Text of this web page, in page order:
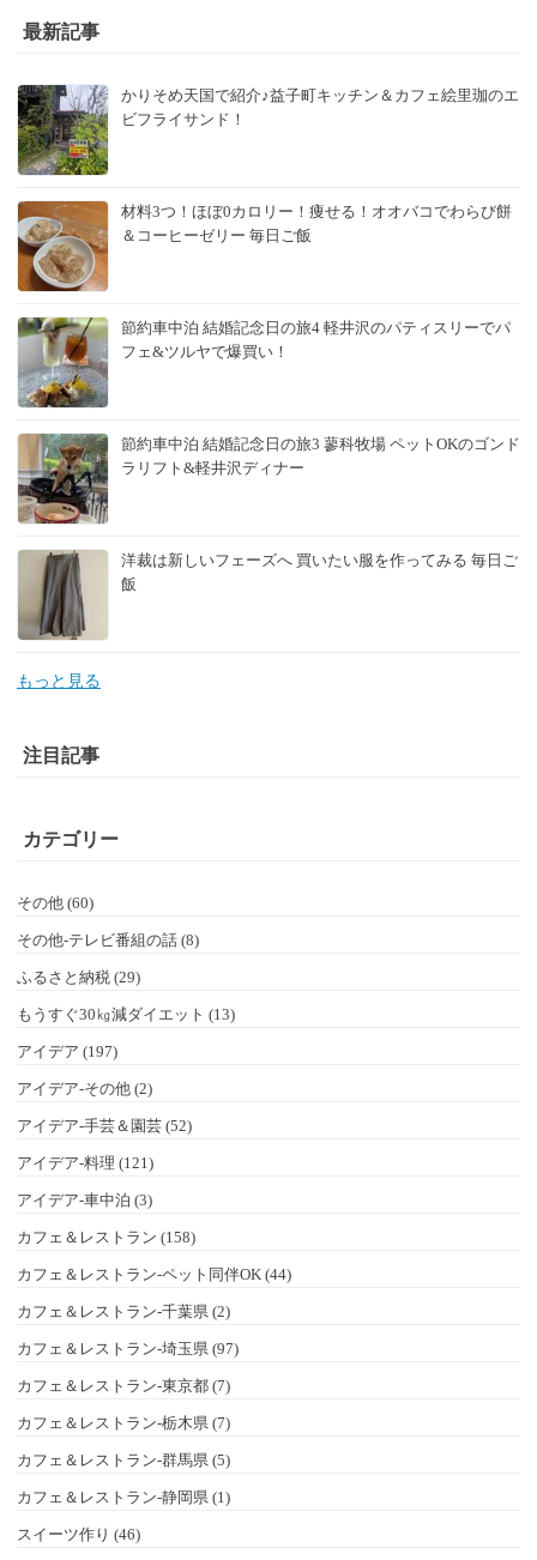
最新記事
かりそめ天国で紹介♪益子町キッチン＆カフェ絵里珈のエ
ビフライサンド！
材料3つ！ほぼ0カロリー！痩せる！オオバコでわらび餅
＆コーヒーゼリー 毎日ご飯
節約車中泊 結婚記念日の旅4 軽井沢のパティスリーでパ
フェ&ツルヤで爆買い！
節約車中泊 結婚記念日の旅3 蓼科牧場 ペットOKのゴンド
ラリフト&軽井沢ディナー
洋裁は新しいフェーズへ 買いたい服を作ってみる 毎日ご
飯
もっと見る
注目記事
カテゴリー
その他 (60)
その他-テレビ番組の話 (8)
ふるさと納税 (29)
もうすぐ30㎏減ダイエット (13)
アイデア (197)
アイデア-その他 (2)
アイデア-手芸＆園芸 (52)
アイデア-料理 (121)
アイデア-車中泊 (3)
カフェ＆レストラン (158)
カフェ＆レストラン-ペット同伴OK (44)
カフェ＆レストラン-千葉県 (2)
カフェ＆レストラン-埼玉県 (97)
カフェ＆レストラン-東京都 (7)
カフェ＆レストラン-栃木県 (7)
カフェ＆レストラン-群馬県 (5)
カフェ＆レストラン-静岡県 (1)
スイーツ作り (46)